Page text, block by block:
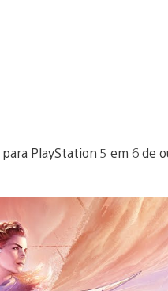
PlayStation 5 em 6 de